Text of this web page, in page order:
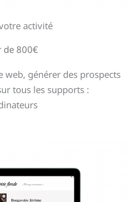
activité
de 800€
web, générer des prospects
tous les supports :